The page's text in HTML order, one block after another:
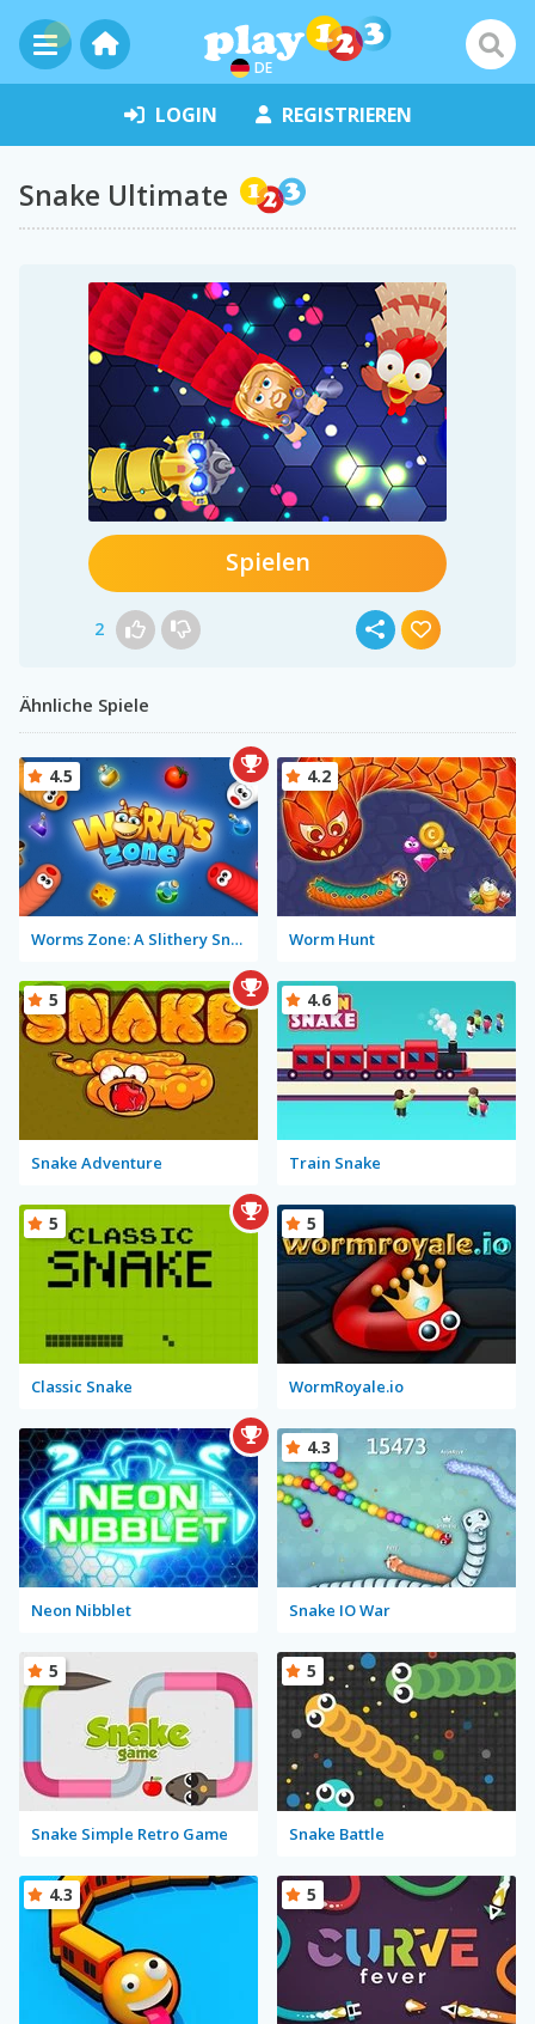
DE
LOGIN REGISTRIEREN
Snake Ultimate
Spielen
2
Ähnliche Spiele
Worms Zone: A Slithery Snake
4.5
Worm Hunt
4.2
Snake Adventure
5
Train Snake
4.6
Classic Snake
5
WormRoyale.io
5
Neon Nibblet Snake IO War
4.3
Snake Simple Retro Game
5
Snake Battle
5
4.3 5